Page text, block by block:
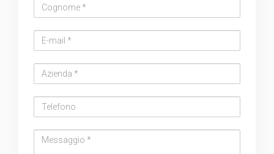
address